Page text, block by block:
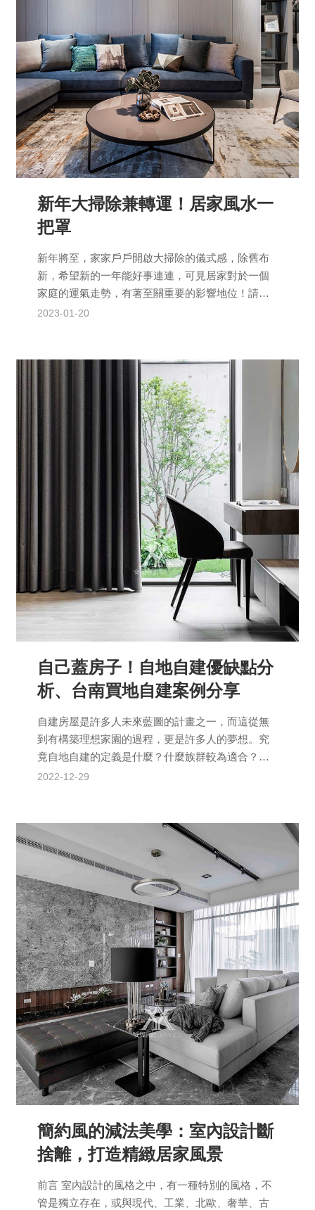
新年大掃除兼轉運！居家風水一
把罩
新年將至，家家戶戶開啟大掃除的儀式感，除舊布
新，希望新的一年能好事連連，可見居家對於一個
家庭的運氣走勢，有著至關重要的影響地位！請大
家跟著安燁一起，藉由一年一度的大掃除，把家居
2023-01-20
自己蓋房子！自地自建優缺點分
析、台南買地自建案例分享
自建房屋是許多人未來藍圖的計畫之一，而這從無
到有構築理想家園的過程，更是許多人的夢想。究
竟自地自建的定義是什麼？什麼族群較為適合？它
的優、缺點各是什麼？而從挑選自家的土地，到入
2022-12-29
簡約風的減法美學：室內設計斷
捨離，打造精緻居家風景
前言 室內設計的風格之中，有一種特別的風格，不
管是獨立存在，或與現代、工業、北歐、奢華、古